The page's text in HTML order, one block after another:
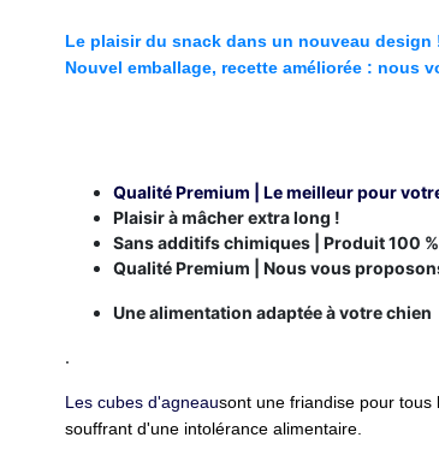
Le plaisir du snack dans un nouveau design
Nouvel emballage, recette améliorée : nous
Qualité Premium | Le meilleur pour
Plaisir à mâcher extra long !
Sans additifs chimiques | Produit 100
Qualité Premium | Nous vous
Une alimentation adaptée à votre chien
.
Les cubes d'agneausont une friandise pour tous
souffrant d'une intolérance alimentaire.